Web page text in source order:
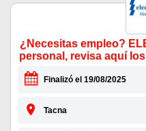
¿Necesitas empleo?
personal, revisa aquí
Finalizó el 19/08/2025
Tacna